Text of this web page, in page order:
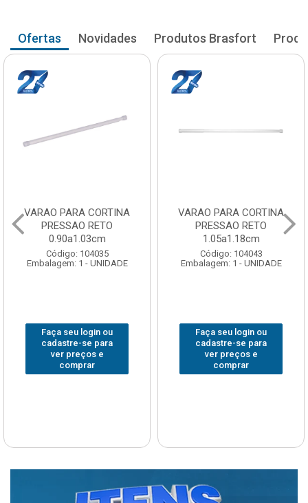
Ofertas Novidades Produtos Brasfort
VARAO PARA CORTINA
PRESSAO RETO
0.90a1.03cm
Código: 104035
Embalagem: 1 - UNIDADE
Faça seu login ou
cadastre-se para
ver preços e
comprar
VARAO PARA CORTINA
PRESSAO RETO
1.05a1.18cm
Código: 104043
Embalagem: 1 - UNIDADE
Faça seu login ou
cadastre-se para
ver preços e
comprar